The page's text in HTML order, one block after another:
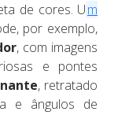
de cores. Um
por exemplo,
, com imagens
e pontes
, retratado
e ângulos de